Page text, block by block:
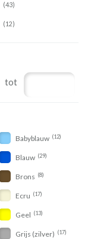
(43)
(12)
tot
Babyblauw (12)
Blauw (29)
Brons (8)
Ecru (17)
Geel (13)
Grijs (zilver) (17)